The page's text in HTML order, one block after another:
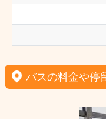
バスの料金や停